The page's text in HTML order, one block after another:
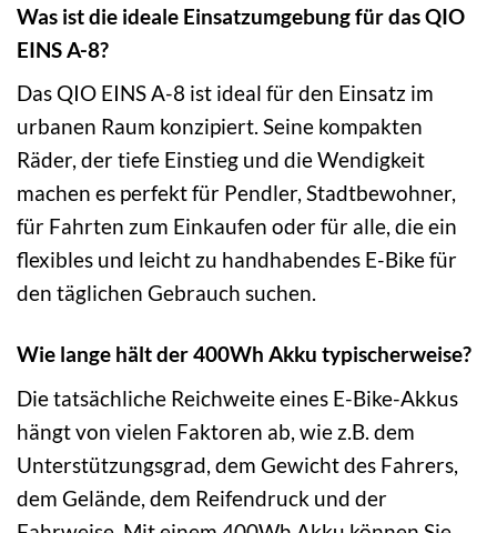
Was ist die ideale Einsatzumgebung für das QIO
EINS A-8?
Das QIO EINS A-8 ist ideal für den Einsatz im
urbanen Raum konzipiert. Seine kompakten
Räder, der tiefe Einstieg und die Wendigkeit
machen es perfekt für Pendler, Stadtbewohner,
für Fahrten zum Einkaufen oder für alle, die ein
flexibles und leicht zu handhabendes E-Bike für
den täglichen Gebrauch suchen.
Wie lange hält der 400Wh Akku typischerweise?
Die tatsächliche Reichweite eines E-Bike-Akkus
hängt von vielen Faktoren ab, wie z.B. dem
Unterstützungsgrad, dem Gewicht des Fahrers,
dem Gelände, dem Reifendruck und der